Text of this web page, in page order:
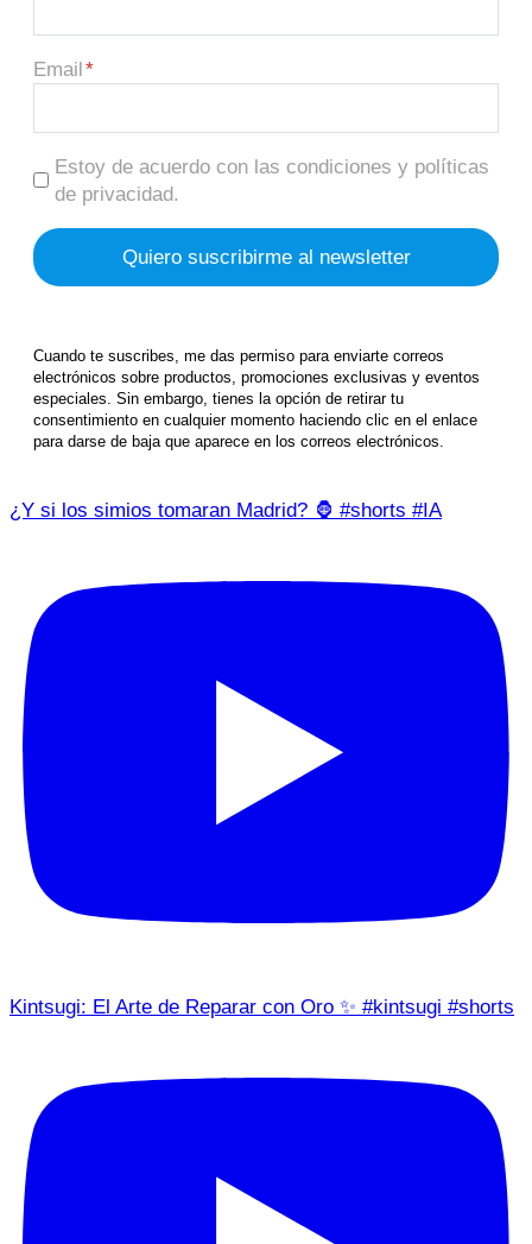
Email
Estoy de acuerdo con las condiciones y políticas
de privacidad.
Cuando te suscribes, me das permiso para enviarte correos
electrónicos sobre productos, promociones exclusivas y eventos
especiales. Sin embargo, tienes la opción de retirar tu
consentimiento en cualquier momento haciendo clic en el enlace
para darse de baja que aparece en los correos electrónicos.
¿Y si los simios tomaran Madrid? 🦍 #shorts #IA
Kintsugi: El Arte de Reparar con Oro ✨ #kintsugi #shorts